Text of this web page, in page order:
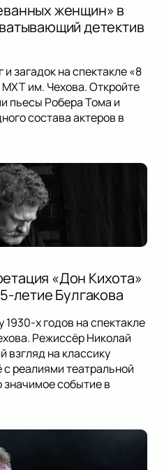
женщин» в
детектив
загадок на спектакле «8
им. Чехова. Откройте
пьесы Робера Тома и
состава актеров в
«Дон Кихота»
летие Булгакова
х годов на спектакле
Режиссёр Николай
взгляд на классику
реалиями театральной
значимое событие в